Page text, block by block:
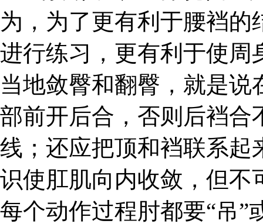
为，为了更有利于腰裆
进行练习，更有利于使周
当地敛臀和翻臀，就是
部前开后合，否则后裆合
线；还应把顶和裆联系起
识使肛肌向内收敛，但不
每个动作过程肘都要“吊”